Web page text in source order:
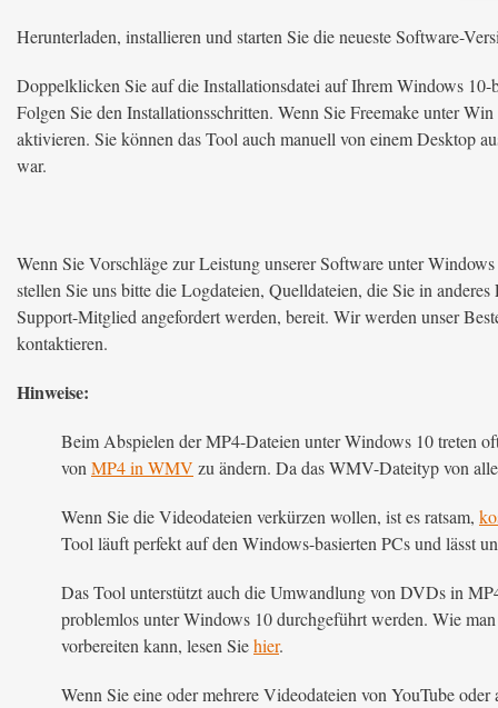
Herunterladen, installieren und starten Sie die neueste Software-
Doppelklicken Sie auf die Installationsdatei auf Ihrem Windows
Folgen Sie den Installationsschritten. Wenn Sie Freemake unter
aktivieren. Sie können das Tool auch manuell von einem Desktop
war.
Wenn Sie Vorschläge zur Leistung unserer Software unter
stellen Sie uns bitte die Logdateien, Quelldateien, die Sie in
Support-Mitglied angefordert werden, bereit. Wir werden unser
kontaktieren.
Hinweise:
Beim Abspielen der MP4-Dateien unter Windows 10 treten
von MP4 in WMV zu ändern. Da das WMV-Dateityp von
Wenn Sie die Videodateien verkürzen wollen, ist es ratsam,
Tool läuft perfekt auf den Windows-basierten PCs und lässt
Das Tool unterstützt auch die Umwandlung von DVDs in
problemlos unter Windows 10 durchgeführt werden. Wie
vorbereiten kann, lesen Siehier.
Wenn Sie eine oder mehrere Videodateien von YouTube